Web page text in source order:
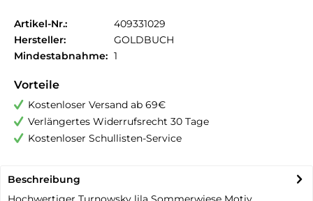
Artikel-Nr.:
409331029
Hersteller:
GOLDBUCH
Mindestabnahme: 1
Vorteile
Kostenloser Versand ab 69€
Verlängertes Widerrufsrecht 30 Tage
Kostenloser Schullisten-Service
Beschreibung